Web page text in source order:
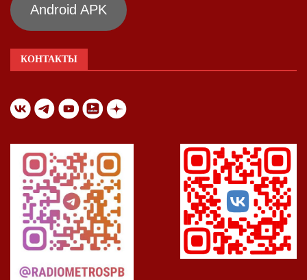
Android APK
КОНТАКТЫ